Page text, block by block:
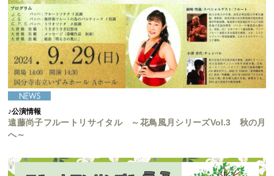
♪公演情報
遠藤尚子フルートリサイタル ～花鳥風月シリーズVol.3 秋の月
へ～